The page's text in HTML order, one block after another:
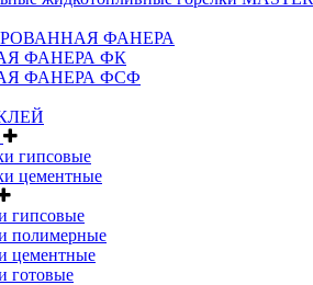
ФАНЕРА
ФАНЕРА ФК
ФАНЕРА ФСФ
гипсовые
цементные
гипсовые
полимерные
цементные
готовые